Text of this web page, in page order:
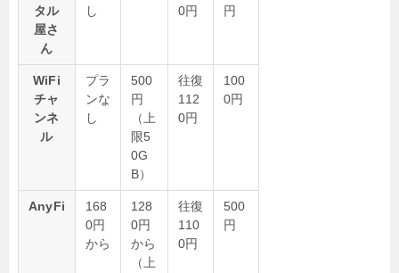
タル
屋さ
ん
し
0円
円
WiFi
チャ
ンネ
ル
プラ
ンな
し
500
円
（上
限5
0G
B）
往復
112
0円
100
0円
AnyFi
168
0円
から
128
0円
から
（上
往復
110
0円
500
円